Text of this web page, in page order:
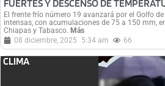
FUERTES Y DESCENSO DE
El frente frío número 19 avanzará por el Golfo
intensas, con acumulaciones de 75 a 150 mm,
Chiapas y Tabasco. Más
08 diciembre, 2025
5:34 am 66
CLIMA